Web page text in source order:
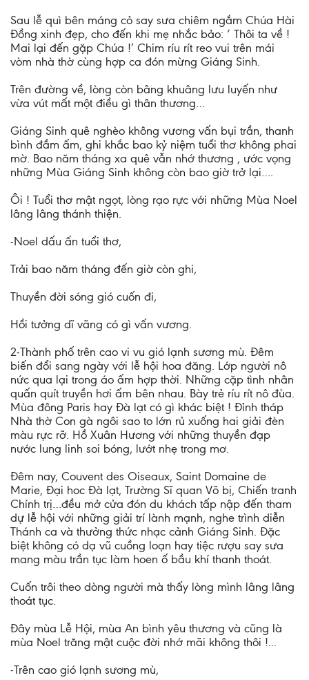
Sau lễ quì bên máng cỏ say sưa chiêm ngắm Chúa Hài
Đồng xinh đẹp, cho đến khi mẹ nhắc bảo: ‘ Thôi ta về !
Mai lại đến gặp Chúa !’ Chim ríu rít reo vui trên mái
vòm nhà thờ cùng hợp ca đón mừng Giáng Sinh.
Trên đường về, lòng còn bâng khuâng lưu luyến như
vừa vút mất một điều gì thân thương…
Giáng Sinh quê nghèo không vương vấn bụi trần, thanh
bình đầm ấm, ghi khắc bao kỷ niệm tuổi thơ không phai
mờ. Bao năm tháng xa quê vẫn nhớ thương , ước vọng
những Mùa Giáng Sinh không còn bao giờ trở lại….
Ôi ! Tuổi thơ mật ngọt, lòng rạo rực với những Mùa Noel
lâng lâng thánh thiện.
-Noel dấu ấn tuổi thơ,
Trải bao năm tháng đến giờ còn ghi,
Thuyền đời sóng gió cuốn đi,
Hồi tưởng dĩ vãng có gì vấn vương.
2-Thành phố trên cao vi vu gió lạnh sương mù. Đêm
biến đổi sang ngày với lễ hội hoa đăng. Lớp người nô
nức qua lại trong áo ấm hợp thời. Những cặp tình nhân
quấn quít truyền hơi ấm bên nhau. Bày trẻ ríu rít nô đùa.
Mùa đông Paris hay Đà lạt có gì khác biệt ! Đỉnh tháp
Nhà thờ Con gà ngôi sao to lớn rủ xuống hai giải đèn
màu rực rỡ. Hồ Xuân Hương với những thuyền đạp
nước lung linh soi bóng, lướt nhẹ trong mơ.
Đêm nay, Couvent des Oiseaux, Saint Domaine de
Marie, Đại hoc Đà lạt, Trường Sĩ quan Võ bị, Chiến tranh
Chính trị…đều mở cửa đón du khách tấp nập đến tham
dự lễ hội với những giải trí lành mạnh, nghe trình diễn
Thánh ca và thưởng thức nhạc cảnh Giáng Sinh. Đặc
biệt không có dạ vũ cuồng loạn hay tiệc rượu say sưa
mang màu trần tục làm hoen ố bầu khí thanh thoát.
Cuốn trôi theo dòng người mà thấy lòng mình lâng lâng
thoát tục.
Đây mùa Lễ Hội, mùa An bình yêu thương và cũng là
mùa Noel trăng mật cuộc đời nhớ mãi không thôi !...
-Trên cao gió lạnh sương mù,